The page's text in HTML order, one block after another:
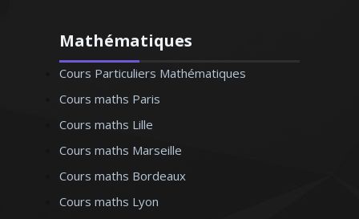
Mathématiques
Cours Particuliers Mathématiques
Cours maths Paris
Cours maths Lille
Cours maths Marseille
Cours maths Bordeaux
Cours maths Lyon